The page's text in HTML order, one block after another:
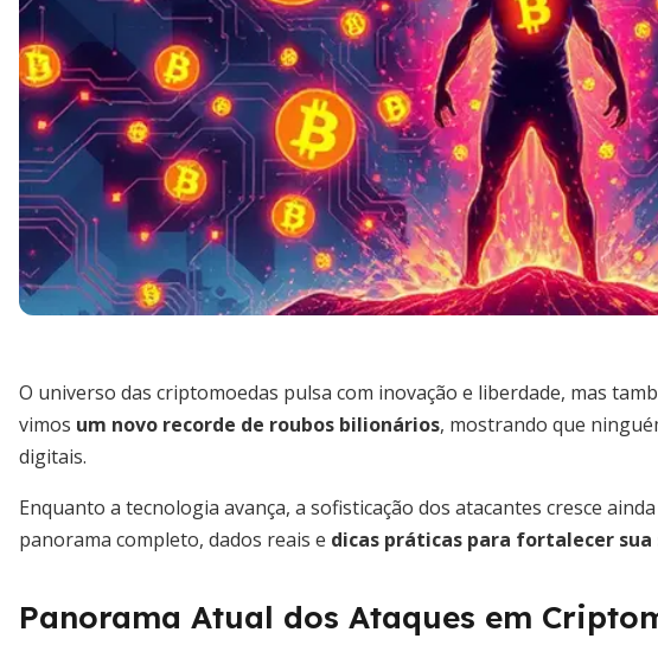
O universo das criptomoedas pulsa com inovação e liberdade, mas
vimos um novo recorde de roubos bilionários, mostrando que
digitais.
Enquanto a tecnologia avança, a sofisticação dos atacantes cresce
panorama completo, dados reais e dicas práticas para fortalecer sua
Panorama Atual dos Ataques em